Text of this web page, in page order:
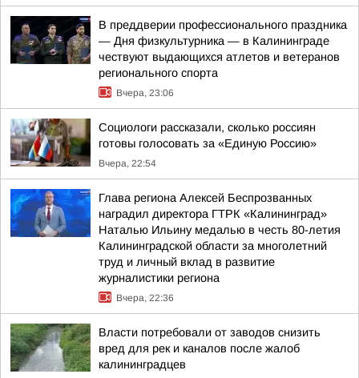
В преддверии профессионального праздника
— Дня физкультурника — в Калининграде
чествуют выдающихся атлетов и ветеранов
регионального спорта
Вчера, 23:06
Социологи рассказали, сколько россиян
готовы голосовать за «Единую Россию»
Вчера, 22:54
Глава региона Алексей Беспрозванных
наградил директора ГТРК «Калининград»
Наталью Ильину медалью в честь 80-летия
Калининградской области за многолетний
труд и личный вклад в развитие
журналистики региона
Вчера, 22:36
Власти потребовали от заводов снизить
вред для рек и каналов после жалоб
калининградцев